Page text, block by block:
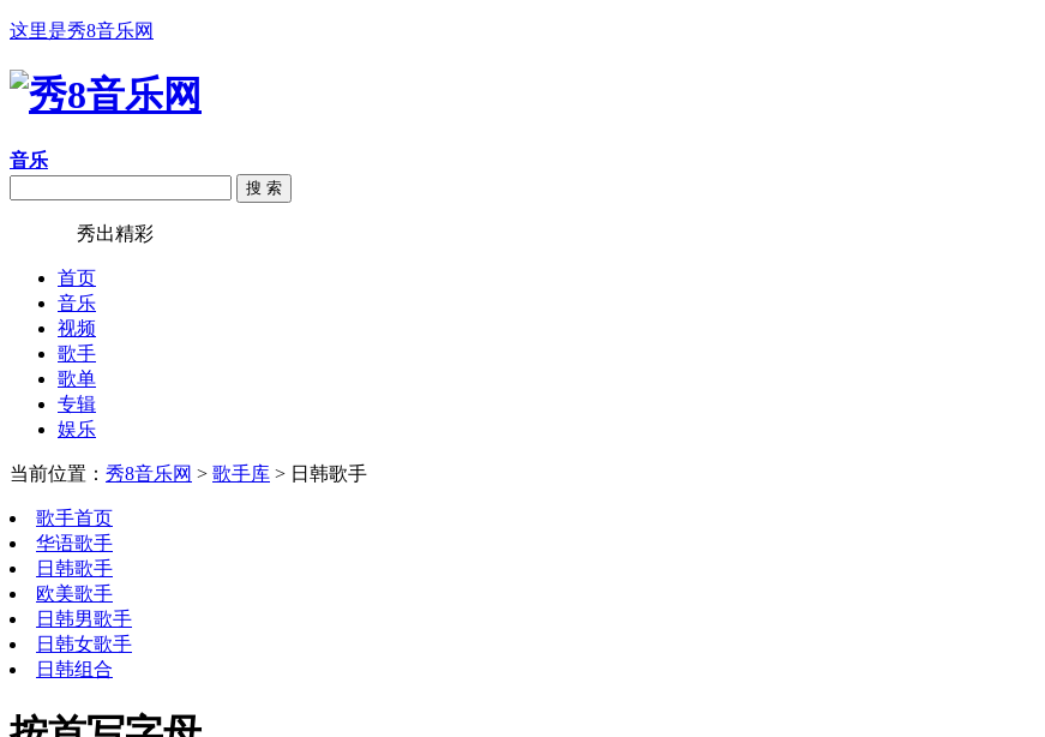
这里是秀8音乐网
音乐
搜 索
秀出精彩
首页
音乐
视频
歌手
歌单
专辑
娱乐
当前位置： 秀8音乐网 > 歌手库 > 日韩歌手
歌手首页
华语歌手
日韩歌手
欧美歌手
日韩男歌手
日韩女歌手
日韩组合